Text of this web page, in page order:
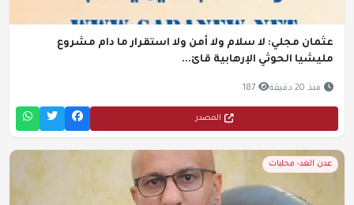
عثمان مجلي: لا سلام ولا أمن ولا استقرار ما دام مشروع
مليشيا الحوثي الإرهابية قائ...
منذ 20 دقيقة 187
المصدر
عدن الغد- محليات